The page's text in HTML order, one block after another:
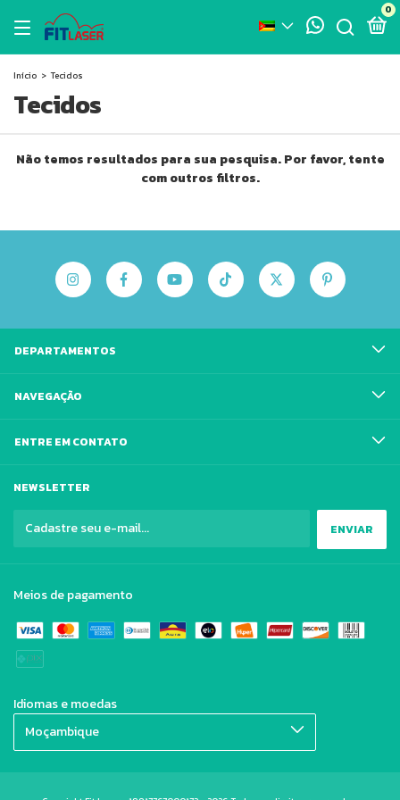
0
Início > Tecidos
Tecidos
Não temos resultados para sua pesquisa. Por favor, tente
com outros filtros.
DEPARTAMENTOS
NAVEGAÇÃO
ENTRE EM CONTATO
NEWSLETTER
Meios de pagamento
Idiomas e moedas